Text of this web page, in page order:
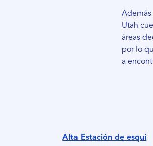
Además
Utah
áreas
por lo
a
Alta Estación de esquí